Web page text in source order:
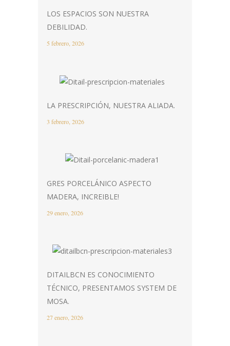
LOS ESPACIOS SON NUESTRA
DEBILIDAD.
5 febrero, 2026
LA PRESCRIPCIÓN, NUESTRA ALIADA.
3 febrero, 2026
GRES PORCELÁNICO ASPECTO
MADERA, INCREIBLE!
29 enero, 2026
DITAILBCN ES CONOCIMIENTO
TÉCNICO, PRESENTAMOS SYSTEM DE
MOSA.
27 enero, 2026